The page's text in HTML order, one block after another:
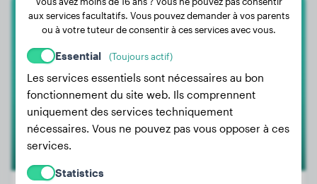
Bichon
Aymée
aux services facultatifs. Vous pouvez demander à vos parents
ou à votre tuteur de consentir à ces services avec vous.
Essential (Toujours actif)
Les services essentiels sont nécessaires au bon
fonctionnement du site web. Ils comprennent
uniquement des services techniquement
nécessaires. Vous ne pouvez pas vous opposer à ces
services.
Statistics